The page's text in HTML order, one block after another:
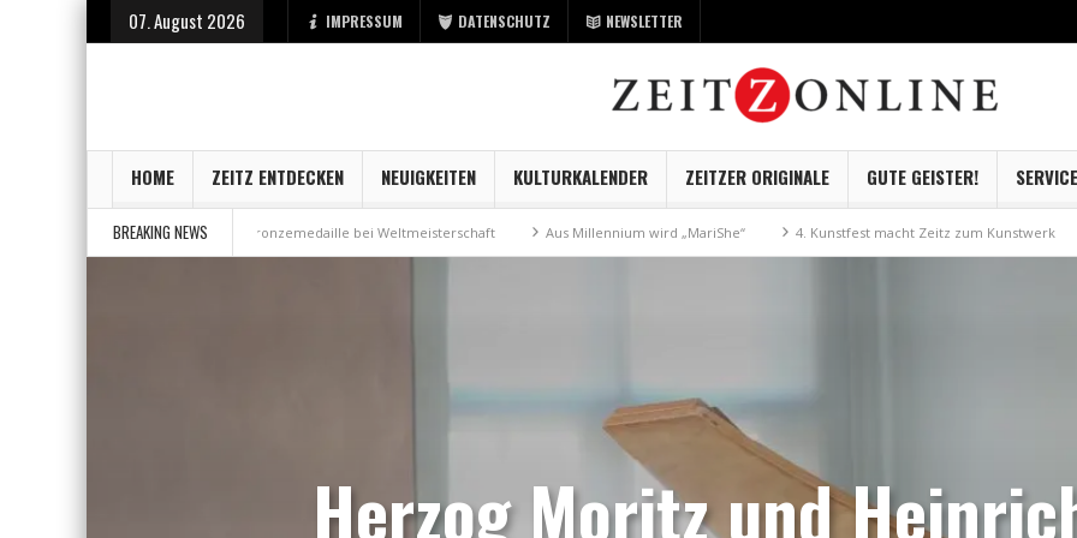
07. August 2026 IMPRESSUM DATENSCHUTZ NEWSLETTER
HOME ZEITZ ENTDECKEN NEUIGKEITEN KULTURKALENDER ZEITZER ORIGINALE GUTE GEISTER! SERVICE
BREAKING NEWS
bei der Stadt Zeitz Bronzemedaille bei Weltmeisterschaft Aus Millennium wird „MariShe“ 4. Kunstfest macht Zeitz zum Kunstwerk
Herzog Moritz und